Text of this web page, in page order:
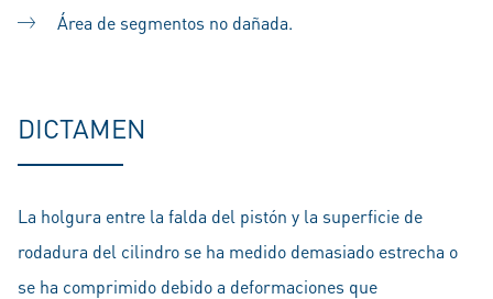
Área de segmentos no dañada.
DICTAMEN
La holgura entre la falda del pistón y la superficie de
rodadura del cilindro se ha medido demasiado estrecha o
se ha comprimido debido a deformaciones que